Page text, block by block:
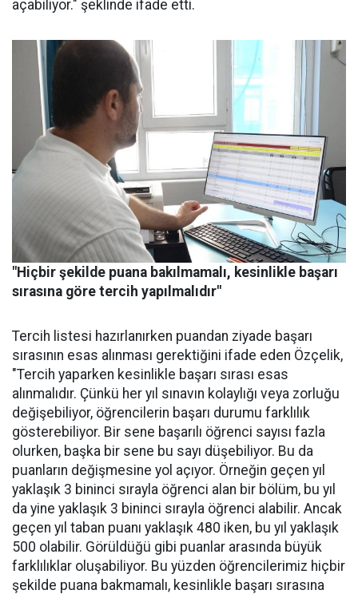
açabiliyor." şeklinde ifade etti.
"Hiçbir şekilde puana bakılmamalı, kesinlikle başarı
sırasına göre tercih yapılmalıdır"
Tercih listesi hazırlanırken puandan ziyade başarı
sırasının esas alınması gerektiğini ifade eden Özçelik,
"Tercih yaparken kesinlikle başarı sırası esas
alınmalıdır. Çünkü her yıl sınavın kolaylığı veya zorluğu
değişebiliyor, öğrencilerin başarı durumu farklılık
gösterebiliyor. Bir sene başarılı öğrenci sayısı fazla
olurken, başka bir sene bu sayı düşebiliyor. Bu da
puanların değişmesine yol açıyor. Örneğin geçen yıl
yaklaşık 3 bininci sırayla öğrenci alan bir bölüm, bu yıl
da yine yaklaşık 3 bininci sırayla öğrenci alabilir. Ancak
geçen yıl taban puanı yaklaşık 480 iken, bu yıl yaklaşık
500 olabilir. Görüldüğü gibi puanlar arasında büyük
farklılıklar oluşabiliyor. Bu yüzden öğrencilerimiz hiçbir
şekilde puana bakmamalı, kesinlikle başarı sırasına